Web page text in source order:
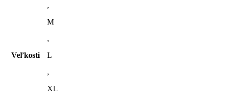
Veľkosti
,
M
,
L
,
XL